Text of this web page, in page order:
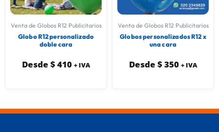
Venta de Globos R12 Publicitarios
Globo R12 personalizado
doble cara
Desde $410 + IVA
Venta de Globos R12 Publicitarios
Globos personalizados R12 x
una cara
Desde $350 + IVA